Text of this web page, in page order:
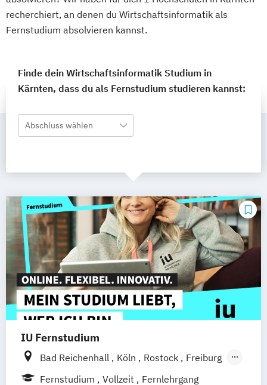
recherchiert, an denen du Wirtschaftsinformatik als
Fernstudium absolvieren kannst.
Finde dein Wirtschaftsinformatik Studium in
Kärnten, dass du als Fernstudium studieren kannst:
Abschluss wählen
IU Fernstudium
Bad Reichenhall Köln Rostock
Freiburg
Kiel
Frankfurt am Main
Stuttgart
Fernstudium Vollzeit
Fernlehrgang